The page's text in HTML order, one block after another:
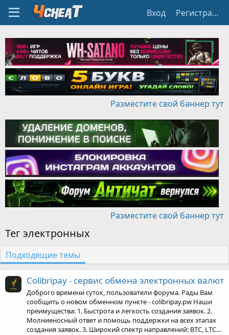
Вход Регистрация
Разместите свой баннер тут
Разместите свой баннер тут
Тег электронных
Подходящие темы
Colibripay - сервис обмена электронных валют
Доброго времени суток, пользователи форума. Рады Вам
сообщить о новом обменном пункте - colibripay.pw Наши
преимущества: 1. Быстрота и легкость создания заявок. 2.
Молниеносный ответ и помощь поддержки на всех этапах
создания заявок. 3. Широкий спектр направлений: BTC, LTC...